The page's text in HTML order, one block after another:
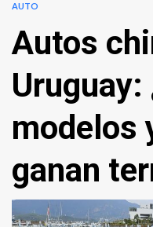
AUTO
Autos
Uruguay:
modelos
ganan